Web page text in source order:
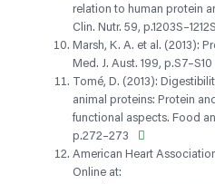
relation to human protein
Clin. Nutr. 59, p.1203S–1212S
Marsh, K. A. et al. (2013):
Med. J. Aust. 199, p.S7–S10
Tomé, D. (2013):
animal proteins: Protein
functional aspects. Food
p.272–273
American Heart
Online at: